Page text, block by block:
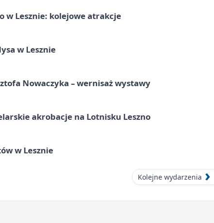
w Lesznie: kolejowe atrakcje
w Lesznie
Nowaczyka – wernisaż wystawy
akrobacje na Lotnisku Leszno
w Lesznie
Kolejne wydarzenia